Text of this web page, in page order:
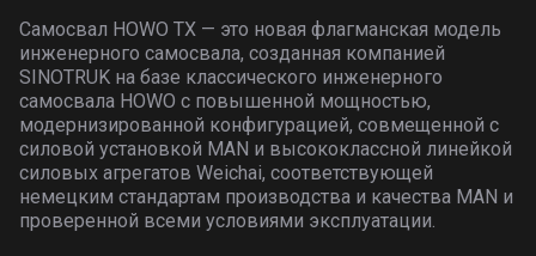
Самосвал HOWO TX — это новая флагманская модель
инженерного самосвала, созданная компанией
SINOTRUK на базе классического инженерного
самосвала HOWO с повышенной мощностью,
модернизированной конфигурацией, совмещенной с
силовой установкой MAN и высококлассной линейкой
силовых агрегатов Weichai, соответствующей
немецким стандартам производства и качества MAN и
проверенной всеми условиями эксплуатации.